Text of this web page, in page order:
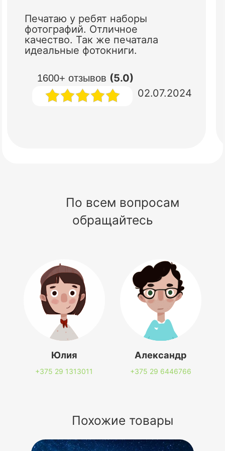
1600+ отзывов (5.0)
Печатаю у ребят наборы
фотографий. Отличное
качество. Так же печатала
идеальные фотокниги.
02.07.2024
По всем вопросам
обращайтесь
Юлия
+375 29 1313011
Александр
+375 29 6446766
Похожие товары